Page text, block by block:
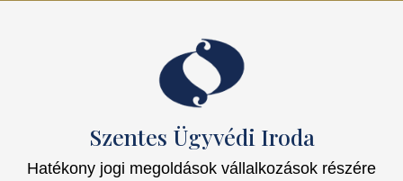
Szentes Ügyvédi Iroda
Hatékony jogi megoldások vállalkozások részére